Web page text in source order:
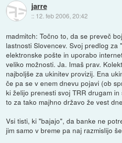
jarre
:: 12. feb 2006, 20:42
madmitch: Točno to, da se preveč
lastnosti Slovencev. Svoj predlog za
elektronske pošte in uporabo
veliko možnosti. Ja. Imaš prav.
najboljše za ukinitev provizij. Ena
če pa se v enem dnevu pojavi (ob
ki želijo prenesti svoj TRR drugam
to za tako majhno državo že vest
Vsi tisti, ki "bajajo", da banke ne
jim samo v breme pa naj razmislijo